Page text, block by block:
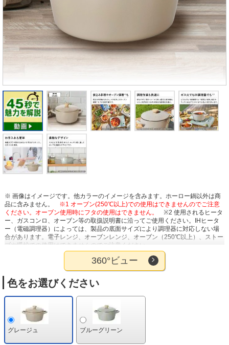
※ 画像はイメージです。他カラーのイメージを含みます。ホーロー鍋以外は商
品に含みません。
※1 オーブン(250℃以上)での使用はできませんのでご注意
ください。オーブン使用時にフタの使用はできません。
※2 使用されるヒータ
ー、ガスコンロ、オーブン等の取扱説明書に沿ってご使用ください。IHヒータ
ー（電磁調理器）によっては、製品の底面サイズにより調理器に対応しない場
合があります。電子レンジ、オーブンレンジ、オーブン（250℃以上）、ストー
ブや暖炉での使用はできませんのでご注意ください。
360°ビュー
色をお選びください
グレージュ ブルーグリーン